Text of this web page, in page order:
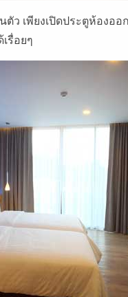
ว เพียงเปิดประตูห้องอ
รื่อยๆ